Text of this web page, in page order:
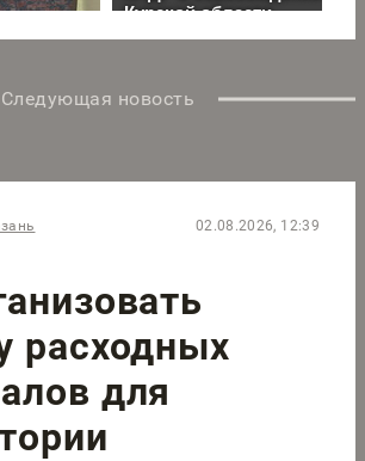
Следующая новость
02.08.2026, 12:39
расходных
для